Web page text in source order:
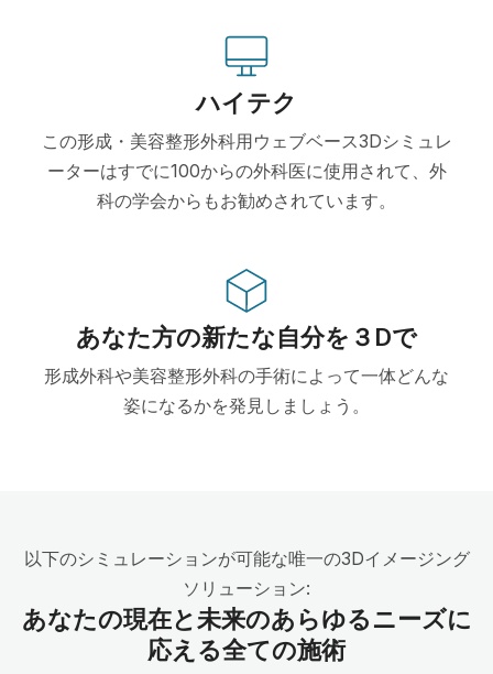
ハイテク
この形成・美容整形外科用ウェブベース3Dシミュレ
ーターはすでに100からの外科医に使用されて、外
科の学会からもお勧めされています。
あなた方の新たな自分を３Dで
形成外科や美容整形外科の手術によって一体どんな
姿になるかを発見しましょう。
以下のシミュレーションが可能な唯一の3Dイメージング
ソリューション:
あなたの現在と未来のあらゆるニーズに
応える全ての施術